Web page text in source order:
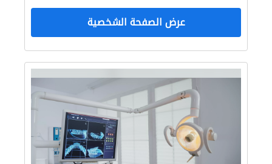
عرض الصفحة الشخصية